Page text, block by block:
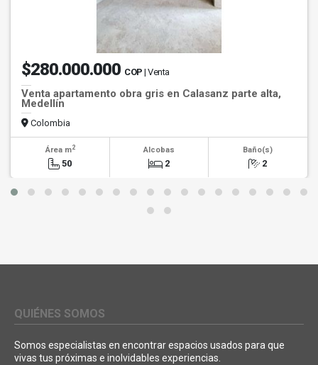
$280.000.000 COP | Venta
Venta apartamento obra gris en Calasanz parte alta,
Medellín
Colombia
Área m2
50
Alcobas
2
Baño(s)
2
QUIÉNES SOMOS
Somos especialistas en encontrar espacios usados para que
vivas tus próximas e inolvidables experiencias.